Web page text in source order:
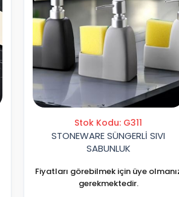
Stok Kodu: G311
STONEWARE SÜNGERLİ SIVI
SABUNLUK
Fiyatları görebilmek için üye
gerekmektedir.